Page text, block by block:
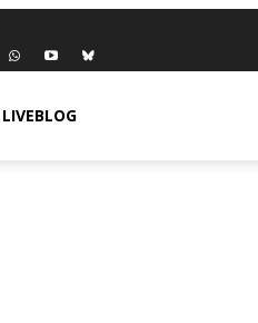
LIVEBLOG